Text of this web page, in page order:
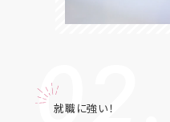
02.
就職に強い！